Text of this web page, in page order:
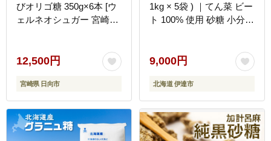
びオリゴ糖 350g×6本 [ウ
ェルネオシュガー 宮崎県
12,500円
宮崎県 日向市
1kg × 5袋 ) ｜てん菜 ビー
ト 100% 使用 砂糖 小分け
9,000円
北海道 伊達市